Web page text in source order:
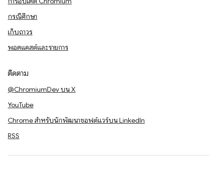
กรณีศึกษา
เก็บถาวร
พอดแคสต์และรายการ
ติดตาม
@ChromiumDev บน X
YouTube
Chrome สำหรับนักพัฒนาซอฟต์แวร์บน LinkedIn
RSS